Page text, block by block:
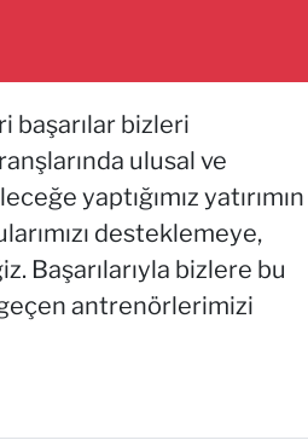
başarılar bizleri
ulusal ve
yaptığımız yatırımın
desteklemeye,
Başarılarıyla bizlere bu
antrenörlerimizi